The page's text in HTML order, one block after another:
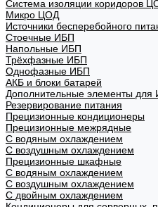
Система изоляции коридоров
Микро ЦОД
Источники бесперебойного
Стоечные ИБП
Напольные ИБП
Трёхфазные ИБП
Однофазные ИБП
АКБ и блоки батарей
Дополнительные элементы для
Резервирование питания
Прецизионные кондиционеры
Прецизионные межрядные
С водяным охлаждением
С воздушным охлаждением
Прецизионные шкафные
С водяным охлаждением
С воздушным охлаждением
С двойным охлаждением